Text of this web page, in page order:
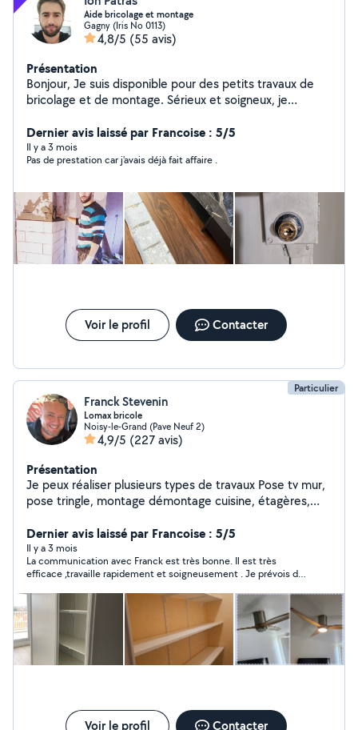
Aide bricolage et montage
Gagny (Iris No 0113)
4,8/5 (55 avis)
Présentation
Bonjour, Je suis disponible pour des petits travaux de
bricolage et de montage. Sérieux et soigneux, je
Dernier avis laissé par Francoise : 5/5
Il y a 3 mois
Pas de prestation car j'avais déjà fait affaire .
Voir le profil Contacter
Particulier
Franck Stevenin
Lomax bricole
Noisy-le-Grand (Pave Neuf 2)
4,9/5 (227 avis)
Présentation
Je peux réaliser plusieurs types de travaux Pose tv mur,
pose tringle, montage démontage cuisine, étagères,
ou demandes particulières . Je suis doué de mes mains
et assez outillé. Dispo le soir ou une partie des week-
ends, je fais cela en complément de mon activité. À
bientôt peut-être ! N'hésitez pas zéro six vingt 11 18
soixante treize
Dernier avis laissé par Francoise : 5/5
Il y a 3 mois
La communication avec Franck est très bonne. Il est très
efficace ,travaille rapidement et soigneusement . Je prévois de
travaux.
Voir le profil Contacter